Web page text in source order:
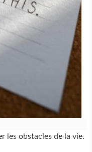
les obstacles de la vie.